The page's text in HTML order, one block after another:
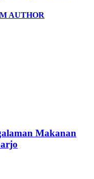
AUTHOR
Makanan